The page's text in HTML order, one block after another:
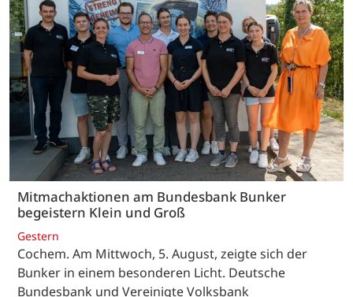
Mitmachaktionen am Bundesbank Bunker
begeistern Klein und Groß
Gestern
Cochem. Am Mittwoch, 5. August, zeigte sich der
Bunker in einem besonderen Licht. Deutsche
Bundesbank und Vereinigte Volksbank